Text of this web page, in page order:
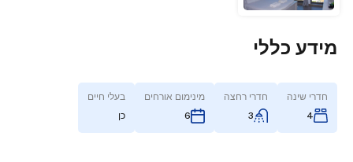
מידע כללי
חדרי שינה
4
חדרי רחצה
3
מינימום אורחים
6
בעלי חיים
כן